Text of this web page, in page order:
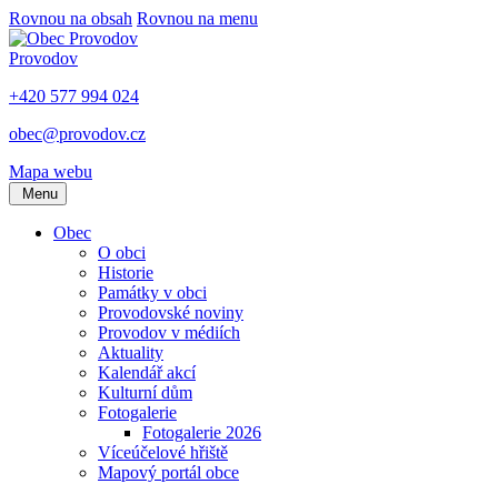
Rovnou na obsah Rovnou na menu
Provodov
+420 577 994 024
obec@provodov.cz
Mapa webu
Menu
Obec
O obci
Historie
Památky v obci
Provodovské noviny
Provodov v médiích
Aktuality
Kalendář akcí
Kulturní dům
Fotogalerie
Fotogalerie 2026
Víceúčelové hřiště
Mapový portál obce